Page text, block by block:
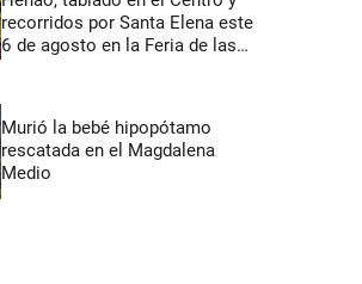
recorridos por Santa Elena este
6 de agosto en la Feria de las
Murió la bebé hipopótamo
rescatada en el Magdalena
Medio